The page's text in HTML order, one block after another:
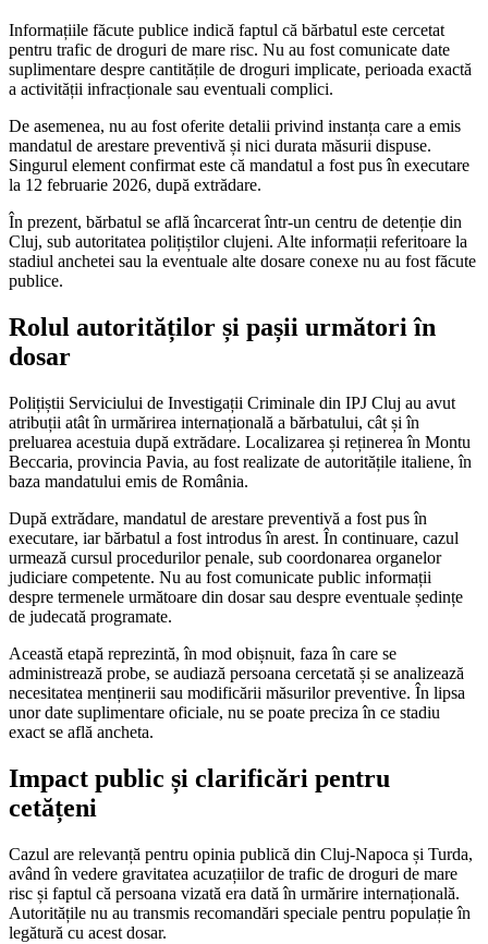
Informațiile făcute publice indică faptul că bărbatul este cercetat
pentru trafic de droguri de mare risc. Nu au fost comunicate date
suplimentare despre cantitățile de droguri implicate, perioada exactă
a activității infracționale sau eventuali complici.
De asemenea, nu au fost oferite detalii privind instanța care a emis
mandatul de arestare preventivă și nici durata măsurii dispuse.
Singurul element confirmat este că mandatul a fost pus în executare
la 12 februarie 2026, după extrădare.
În prezent, bărbatul se află încarcerat într-un centru de detenție din
Cluj, sub autoritatea polițiștilor clujeni. Alte informații referitoare la
stadiul anchetei sau la eventuale alte dosare conexe nu au fost făcute
publice.
Rolul autorităților și pașii următori în
dosar
Polițiștii Serviciului de Investigații Criminale din IPJ Cluj au avut
atribuții atât în urmărirea internațională a bărbatului, cât și în
preluarea acestuia după extrădare. Localizarea și reținerea în Montu
Beccaria, provincia Pavia, au fost realizate de autoritățile italiene, în
baza mandatului emis de România.
După extrădare, mandatul de arestare preventivă a fost pus în
executare, iar bărbatul a fost introdus în arest. În continuare, cazul
urmează cursul procedurilor penale, sub coordonarea organelor
judiciare competente. Nu au fost comunicate public informații
despre termenele următoare din dosar sau despre eventuale ședințe
de judecată programate.
Această etapă reprezintă, în mod obișnuit, faza în care se
administrează probe, se audiază persoana cercetată și se analizează
necesitatea menținerii sau modificării măsurilor preventive. În lipsa
unor date suplimentare oficiale, nu se poate preciza în ce stadiu
exact se află ancheta.
Impact public și clarificări pentru
cetățeni
Cazul are relevanță pentru opinia publică din Cluj-Napoca și Turda,
având în vedere gravitatea acuzațiilor de trafic de droguri de mare
risc și faptul că persoana vizată era dată în urmărire internațională.
Autoritățile nu au transmis recomandări speciale pentru populație în
legătură cu acest dosar.